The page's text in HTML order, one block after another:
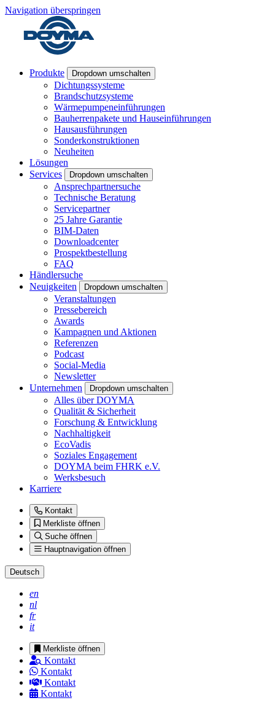
Navigation überspringen
Produkte Dropdown umschalten
Dichtungssysteme
Brandschutzsysteme
Wärmepumpeneinführungen
Bauherrenpakete und Hauseinführungen
Hausausführungen
Sonderkonstruktionen
Neuheiten
Lösungen
Services
Dropdown umschalten
Ansprechpartnersuche
Technische Beratung
Servicepartner
25 Jahre Garantie
BIM-Daten
Downloadcenter
Prospektbestellung
FAQ
Händlersuche
Neuigkeiten
Dropdown umschalten
Veranstaltungen
Pressebereich
Awards
Kampagnen und Aktionen
Referenzen
Podcast
Social-Media
Newsletter
Unternehmen
Dropdown umschalten
Alles über DOYMA
Qualität & Sicherheit
Forschung & Entwicklung
Nachhaltigkeit
EcoVadis
Soziales Engagement
DOYMA beim FHRK e.V.
Werksbesuch
Karriere
Kontakt
Merkliste öffnen
Suche öffnen
Hauptnavigation öffnen
Deutsch
en
nl
fr
it
Merkliste öffnen
Kontakt
Kontakt
Kontakt
Kontakt